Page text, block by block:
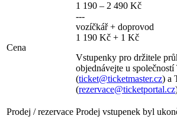
Cena
1 190 – 2 490 Kč
---
vozíčkář + doprovod
1 190 Kč + 1 Kč
Vstupenky pro držitele
objednávejte u společností
(ticket@ticketmaster.cz) a
(rezervace@ticketportal.cz
Prodej / rezervace Prodej vstupenek byl